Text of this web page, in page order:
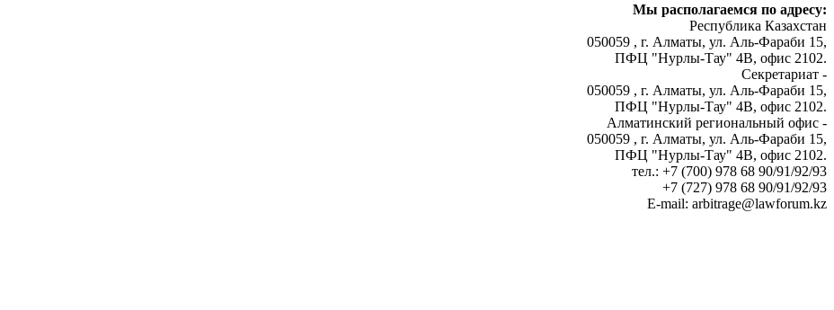
Мы располагаемся по адресу:
Республика Казахстан
050059 , г. Алматы, ул. Аль-Фараби 15,
ПФЦ "Нурлы-Тау" 4В, офис 2102.
Секретариат -
050059 , г. Алматы, ул. Аль-Фараби 15,
ПФЦ "Нурлы-Тау" 4В, офис 2102.
Алматинский региональный офис -
050059 , г. Алматы, ул. Аль-Фараби 15,
ПФЦ "Нурлы-Тау" 4В, офис 2102.
тел.: +7 (700) 978 68 90/91/92/93
+7 (727) 978 68 90/91/92/93
E-mail: arbitrage@lawforum.kz